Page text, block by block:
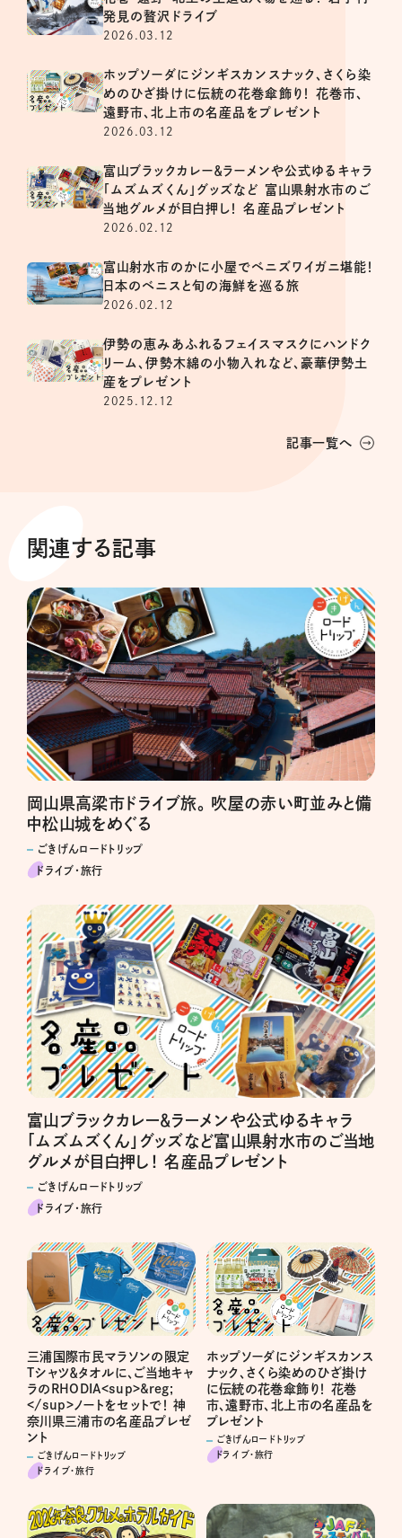
発見の贅沢ドライブ
2026.03.12
ホップソーダにジンギスカンスナック、さくら染
めのひざ掛けに伝統の花巻傘飾り！ 花巻市、
遠野市、北上市の名産品をプレゼント
2026.03.12
富山ブラックカレー＆ラーメンや公式ゆるキャラ
「ムズムズくん」グッズなど 富山県射水市のご
当地グルメが目白押し！ 名産品プレゼント
2026.02.12
富山射水市のかに小屋でベニズワイガニ堪能！
日本のベニスと旬の海鮮を巡る旅
2026.02.12
伊勢の恵みあふれるフェイスマスクにハンドク
リーム、伊勢木綿の小物入れなど、豪華伊勢土
産をプレゼント
2025.12.12
記事一覧へ
関連する記事
岡山県高梁市ドライブ旅。 吹屋の赤い町並みと備
中松山城をめぐる
ごきげんロードトリップ
ドライブ･旅行
富山ブラックカレー＆ラーメンや公式ゆるキャラ
「ムズムズくん」グッズなど富山県射水市のご当地
グルメが目白押し！ 名産品プレゼント
ごきげんロードトリップ
ドライブ･旅行
三浦国際市民マラソンの限定
Tシャツ＆タオルに、ご当地キャ
ラのRHODIA<sup>&reg;
</sup>ノートをセットで！ 神
奈川県三浦市の名産品プレゼ
ント
ごきげんロードトリップ
ドライブ･旅行
ホップソーダにジンギスカンス
ナック、さくら染めのひざ掛け
に伝統の花巻傘飾り！ 花巻
市、遠野市、北上市の名産品を
プレゼント
ごきげんロードトリップ
ドライブ･旅行